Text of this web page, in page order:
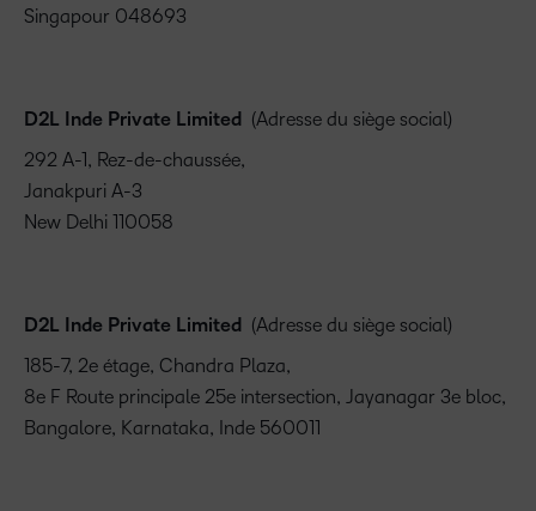
Singapour 048693
D2L Inde Private Limited (Adresse du siège social)
292 A-1, Rez-de-chaussée,
Janakpuri A-3
New Delhi 110058
D2L Inde Private Limited (Adresse du siège social)
185-7, 2e étage, Chandra Plaza,
8e F Route principale 25e intersection, Jayanagar 3e bloc,
Bangalore, Karnataka, Inde 560011